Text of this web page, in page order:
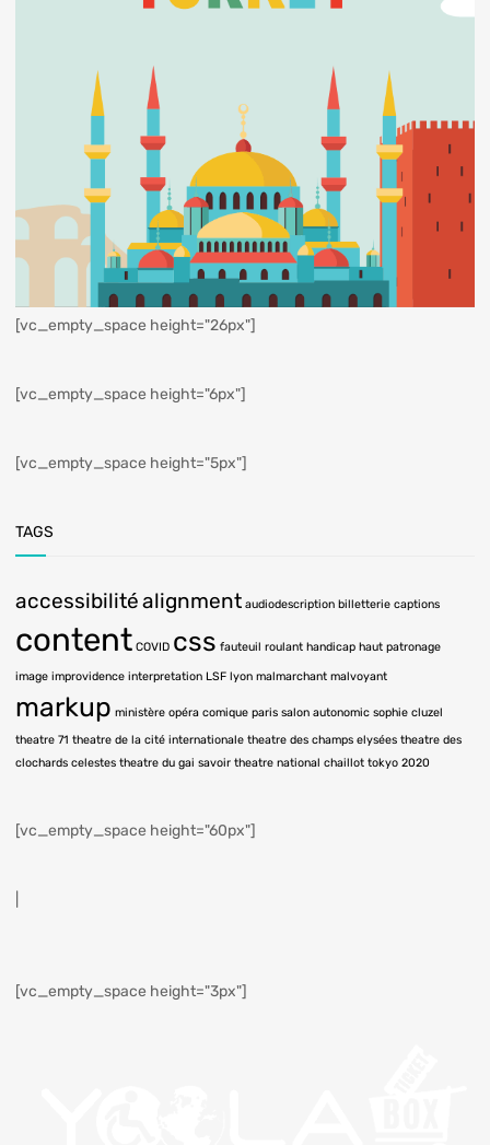
[vc_empty_space height="26px"]
[vc_empty_space height="6px"]
[vc_empty_space height="5px"]
TAGS
accessibilitéalignment audiodescription billetterie captions
content COVID css fauteuil roulant handicap haut patronage
image improvidence interpretation LSF lyon malmarchant malvoyant
markup ministère opéra comique paris salon autonomic sophie cluzel
theatre 71 theatre de la cité internationale theatre des champs elysées theatre des
clochards celestes theatre du gai savoir theatre national chaillot tokyo 2020
[vc_empty_space height="60px"]
[vc_empty_space height="3px"]